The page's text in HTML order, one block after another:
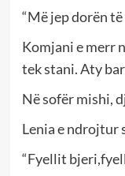
“Më jep dorën
Komjani e merr
tek stani. Aty
Në sofër mishi,
Lenia e ndrojtur
“Fyellit